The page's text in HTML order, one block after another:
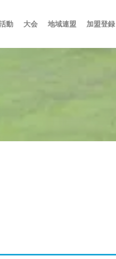
動 大会 地域連盟 加盟登録